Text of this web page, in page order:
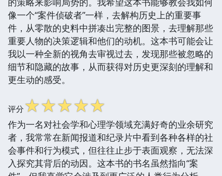
像一个“案件侦破者”一样，去解构历史上的重要事
件，从零散的史料中拼凑出完整的图景，去理解那些
重要人物的决策逻辑和他们的动机。这本书可能会让
我以一种全新的视角去审视过去，发现那些被忽略的
细节和隐藏的故事，从而获得对历史更深刻的理解和
更生动的感受。
评分☆☆☆☆☆
作为一名对社会学和心理学领域充满好奇的业余研究
者，我常常在新闻报道和纪录片中看到各种各样的社
会事件和行为模式，但往往止步于表面观察，无法深
入探究其背后的动因。这本书的书名虽然指向“案